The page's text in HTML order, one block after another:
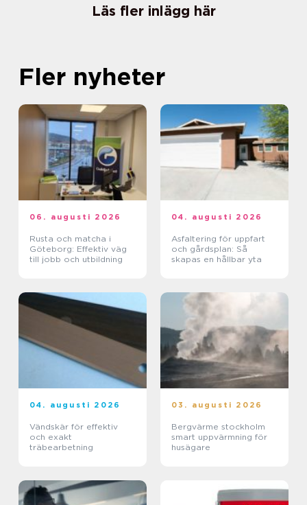
Läs fler inlägg här
Fler nyheter
06. augusti 2026
Rusta och matcha i
Göteborg: Effektiv väg
till jobb och utbildning
04. augusti 2026
Asfaltering för uppfart
och gårdsplan: Så
skapas en hållbar yta
04. augusti 2026
Vändskär för effektiv
och exakt
träbearbetning
03. augusti 2026
Bergvärme stockholm
smart uppvärmning för
husägare